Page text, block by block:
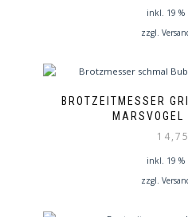
inkl. 19 %
zzgl.
BROTZEITMESSER
MARSVOGEL
14,75
inkl. 19 %
zzgl.